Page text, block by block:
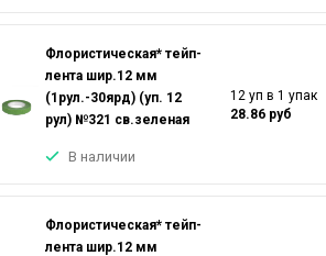
Флористическая* тейп-
лента шир.12 мм
(1рул.-30ярд) (уп. 12
рул) №321 св.зеленая
В наличии
12 уп в 1 упак
28.86 руб
Флористическая* тейп-
лента шир.12 мм